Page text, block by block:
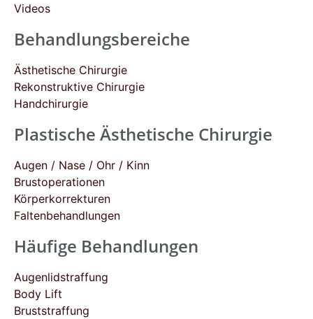
Videos
Behandlungsbereiche
Ästhetische Chirurgie
Rekonstruktive Chirurgie
Handchirurgie
Plastische Ästhetische Chirurgie
Augen / Nase / Ohr / Kinn
Brustoperationen
Körperkorrekturen
Faltenbehandlungen
Häufige Behandlungen
Augenlidstraffung
Body Lift
Bruststraffung